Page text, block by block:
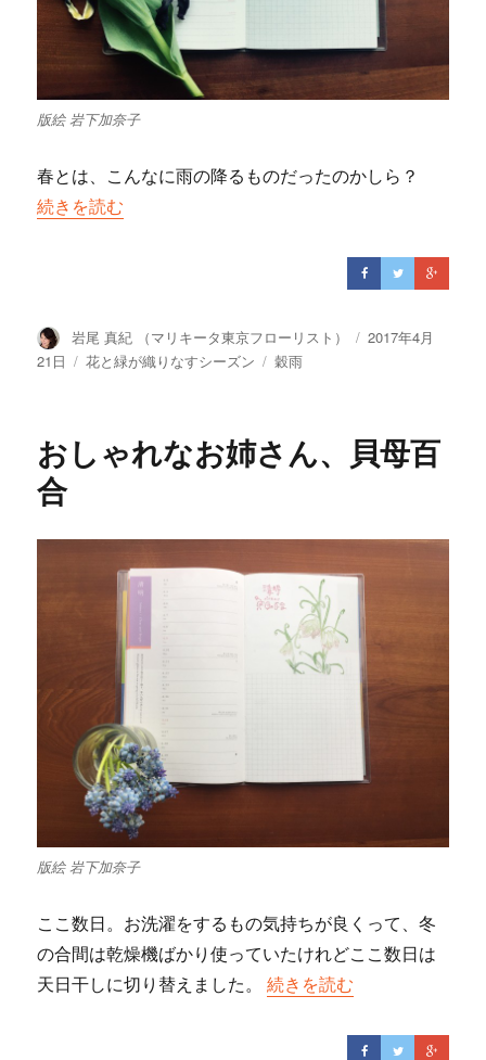
版絵 岩下加奈子
春とは、こんなに雨の降るものだったのかしら？
“穀雨の雨にグングン育つオダマキ”の
続きを読む
投
稿
岩尾 真紀 （マリキータ東京フローリスト）
投
2017年4月
21日
カ
花と緑が織りなすシーズン
タ
穀雨
おしゃれなお姉さん、貝母百
合
版絵 岩下加奈子
ここ数日。お洗濯をするもの気持ちが良くって、冬
の合間は乾燥機ばかり使っていたけれどここ数日は
天日干しに切り替えました。“おしゃれなお姉さん、貝母
続きを読む